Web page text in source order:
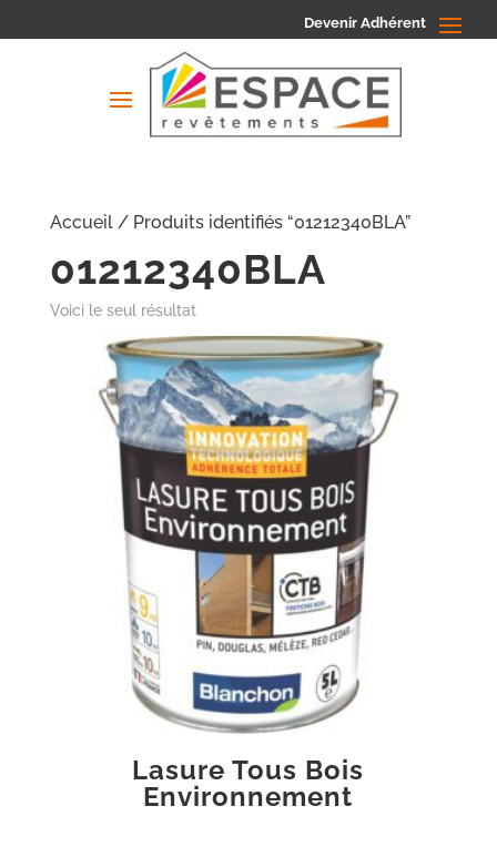
Devenir Adhérent
Accueil/ Produits identifiés “01212340BLA”
01212340BLA
Voici le seul résultat
Lasure Tous Bois
Environnement